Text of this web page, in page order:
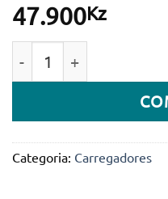
47.900Kz
Categoria: Carregadores